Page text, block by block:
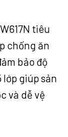
tiêu
chống ăn
bảo độ
lớp giúp sản
và dễ vệ